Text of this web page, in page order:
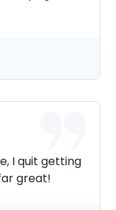
I quit getting
great!